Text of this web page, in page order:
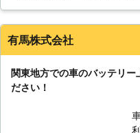
有馬株式会社
関東地方での車のバッテリー
ださい！